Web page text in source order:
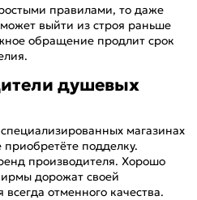
правилами, то даже
выйти из строя раньше
обращение продлит срок
душевых
магазинах
подделку.
производителя. Хорошо
дорожат своей
отменного качества.